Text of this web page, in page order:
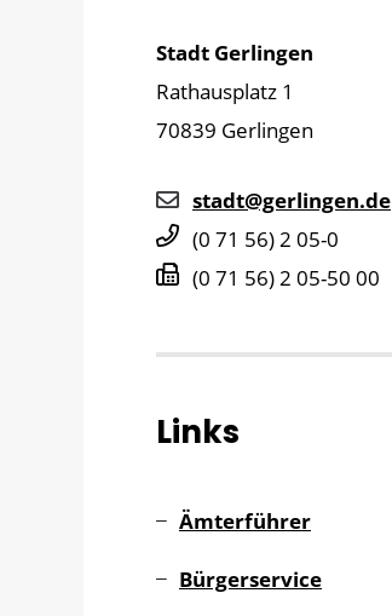
Stadt Gerlingen
Rathausplatz 1
70839 Gerlingen
stadt@gerlingen.de
(0 71 56) 2 05-0
(0 71 56) 2 05-50 00
Links
Ämterführer
Bürgerservice